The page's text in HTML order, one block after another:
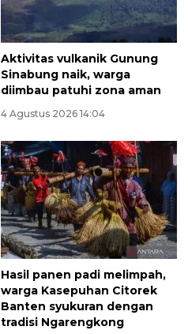
Aktivitas vulkanik Gunung
Sinabung naik, warga
diimbau patuhi zona aman
4 Agustus 2026 14:04
Hasil panen padi melimpah,
warga Kasepuhan Citorek
Banten syukuran dengan
tradisi Ngarengkong